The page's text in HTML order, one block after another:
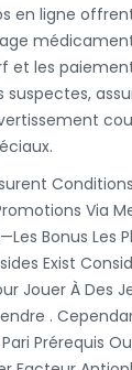
en ligne
et les
suspectes,
Via
Bonus Les
Exist
Jouer À Des
.
Prérequis